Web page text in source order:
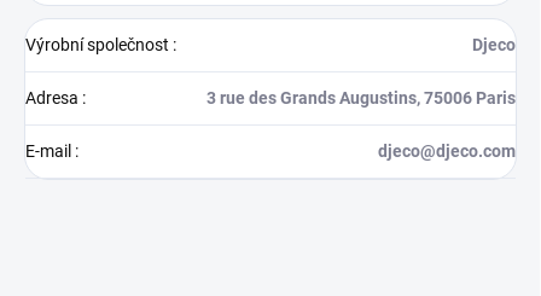
Výrobní společnost : Djeco
Adresa : 3 rue des Grands Augustins, 75006 Paris
E-mail : djeco@djeco.com